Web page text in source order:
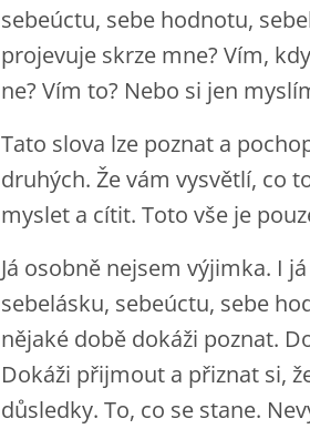
sebeúctu, sebe hodnotu,
projevuje skrze mne? Vím,
ne? Vím to? Nebo si jen
Tato slova lze poznat a
druhých. Že vám vysvětlí, co
myslet a cítit. Toto vše je
Já osobně nejsem výjimka. I
sebelásku, sebeúctu, sebe
nějaké době dokáži poznat.
Dokáži přijmout a přiznat si,
důsledky. To, co se stane.